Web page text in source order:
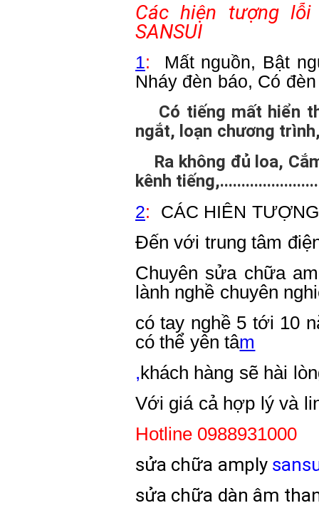
Các hiện tượng
SANSUI
1:
Mất nguồn, Bật
Nháy đèn báo, Có
Có tiếng mất hiển
ngắt, loạn chương
Ra không đủ loa,
kênh
2: CÁC HIÊN
Đến với trung tâm
Chuyên sửa chữa
lành nghề chuyên
có tay nghề 5 tới 10
có thể yên tâm
, khách hàng sẽ hài
Với giá cả hợp lý và
Hotline 0988931000
sửa chữa amply
sửa chữa dàn âm